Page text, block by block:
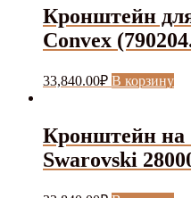
Кронштейн
Convex
33,840.00₽ В корзину
Кронштейн на
Swarovski